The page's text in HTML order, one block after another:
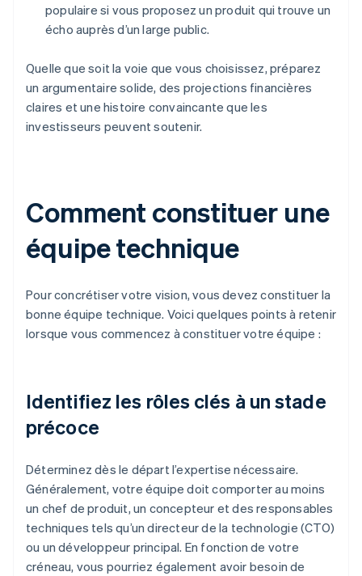
populaire si vous proposez un produit qui trouve un
écho auprès d’un large public.
Quelle que soit la voie que vous choisissez, préparez
un argumentaire solide, des projections financières
claires et une histoire convaincante que les
investisseurs peuvent soutenir.
Comment constituer une
équipe technique
Pour concrétiser votre vision, vous devez constituer la
bonne équipe technique. Voici quelques points à retenir
lorsque vous commencez à constituer votre équipe :
Identifiez les rôles clés à un stade
précoce
Déterminez dès le départ l’expertise nécessaire.
Généralement, votre équipe doit comporter au moins
un chef de produit, un concepteur et des responsables
techniques tels qu’un directeur de la technologie (CTO)
ou un développeur principal. En fonction de votre
créneau, vous pourriez également avoir besoin de